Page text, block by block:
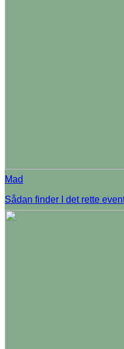
Mad
Sådan finder I det rette